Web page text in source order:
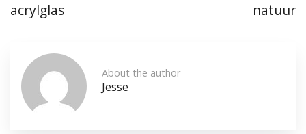
acrylglas
natuur
About the author
Jesse